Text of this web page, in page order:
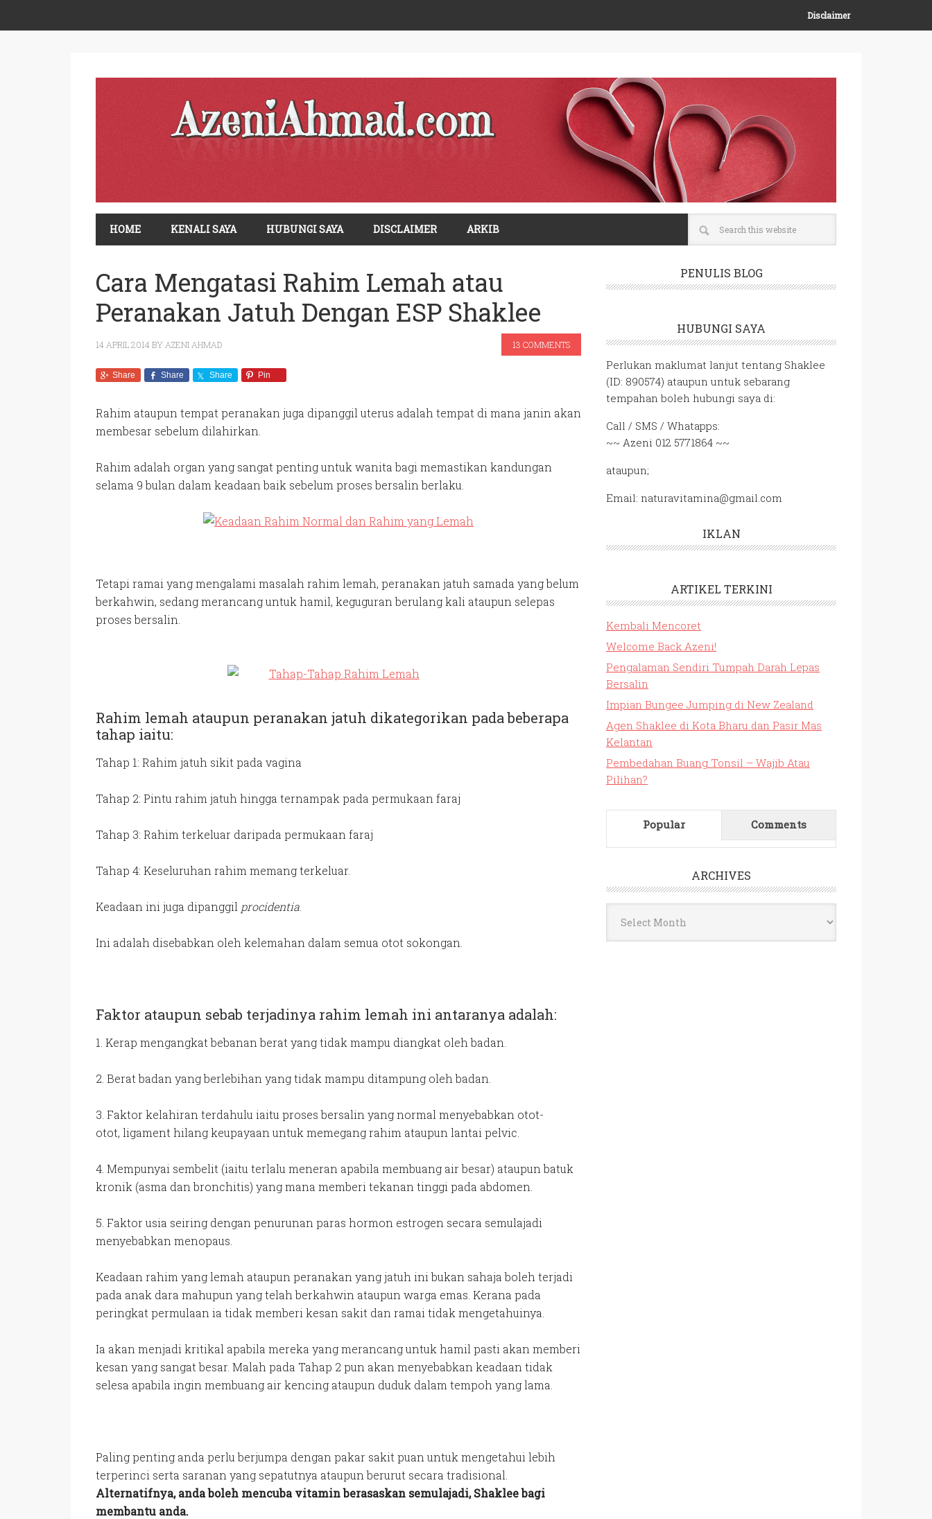
Disclaimer
HOME KENALI SAYA HUBUNGI SAYA DISCLAIMER ARKIB
Cara Mengatasi Rahim Lemah atau
Peranakan Jatuh Dengan ESP Shaklee
14 APRIL 2014 BY AZENI AHMAD 13 COMMENTS
Share Share Share Pin
Rahim ataupun tempat peranakan juga dipanggil uterus adalah tempat di mana janin akan
membesar sebelum dilahirkan.
Rahim adalah organ yang sangat penting untuk wanita bagi memastikan kandungan
selama 9 bulan dalam keadaan baik sebelum proses bersalin berlaku.
Tetapi ramai yang mengalami masalah rahim lemah, peranakan jatuh samada yang belum
berkahwin, sedang merancang untuk hamil, keguguran berulang kali ataupun selepas
proses bersalin.
Rahim lemah ataupun peranakan jatuh dikategorikan pada beberapa
tahap iaitu:
Tahap 1: Rahim jatuh sikit pada vagina
Tahap 2: Pintu rahim jatuh hingga ternampak pada permukaan faraj
Tahap 3: Rahim terkeluar daripada permukaan faraj
Tahap 4: Keseluruhan rahim memang terkeluar.
Keadaan ini juga dipanggil procidentia
Ini adalah disebabkan oleh kelemahan dalam semua otot sokongan.
Faktor ataupun sebab terjadinya rahim lemah ini antaranya adalah:
1. Kerap mengangkat bebanan berat yang tidak mampu diangkat oleh badan.
2. Berat badan yang berlebihan yang tidak mampu ditampung oleh badan.
3. Faktor kelahiran terdahulu iaitu proses bersalin yang normal menyebabkan otot-
otot, ligament hilang keupayaan untuk memegang rahim ataupun lantai pelvic.
4. Mempunyai sembelit (iaitu terlalu meneran apabila membuang air besar) ataupun batuk
kronik (asma dan bronchitis) yang mana memberi tekanan tinggi pada abdomen.
5. Faktor usia seiring dengan penurunan paras hormon estrogen secara semulajadi
menyebabkan menopaus.
Keadaan rahim yang lemah ataupun peranakan yang jatuh ini bukan sahaja boleh terjadi
pada anak dara mahupun yang telah berkahwin ataupun warga emas. Kerana pada
peringkat permulaan ia tidak memberi kesan sakit dan ramai tidak mengetahuinya.
Ia akan menjadi kritikal apabila mereka yang merancang untuk hamil pasti akan memberi
kesan yang sangat besar. Malah pada Tahap 2 pun akan menyebabkan keadaan tidak
selesa apabila ingin membuang air kencing ataupun duduk dalam tempoh yang lama.
Paling penting anda perlu berjumpa dengan pakar sakit puan untuk mengetahui lebih
terperinci serta saranan yang sepatutnya ataupun berurut secara tradisional.
Alternatifnya, anda boleh mencuba vitamin berasaskan semulajadi, Shaklee bagi
membantu anda.
PENULIS BLOG
HUBUNGI SAYA
Perlukan maklumat lanjut tentang Shaklee
(ID: 890574) ataupun untuk sebarang
tempahan boleh hubungi saya di:
Call / SMS / Whatapps:
~~ Azeni 012 5771864 ~~
ataupun;
Email: naturavitamina@gmail.com
IKLAN
ARTIKEL TERKINI
Kembali Mencoret
Welcome Back Azeni!
Pengalaman Sendiri Tumpah Darah Lepas
Bersalin
Impian Bungee Jumping di New Zealand
Agen Shaklee di Kota Bharu dan Pasir Mas
Kelantan
Pembedahan Buang Tonsil – Wajib Atau
Pilihan?
Popular Comments
ARCHIVES